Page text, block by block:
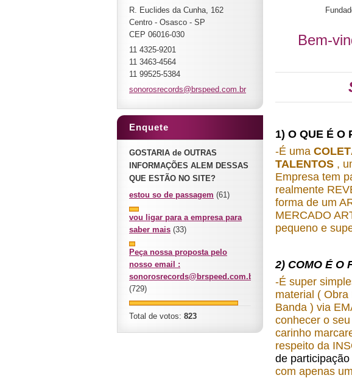
Bem-
1) O QUE É O
-É uma
TALENTOS ,
Empresa tem
realmente
forma de um
MERCADO
pequeno e
2) COMO É O
-É super
material (
Banda ) via
conhecer o seu
carinho
respeito da
de
com apenas
R. Euclides da Cunha, 162
Centro - Osasco - SP
CEP 06016-030
11 4325-9201
11 3463-4564
11 99525-5384
sonorosrecords@brspeed.com.br
Enquete
GOSTARIA de OUTRAS
INFORMAÇÕES ALEM DESSAS
QUE ESTÃO NO SITE?
estou so de passagem (61)
vou ligar para a empresa para
saber mais (33)
Peça nossa proposta pelo
nosso email :
sonorosrecords@brspeed.com.br
(729)
Total de votos: 823